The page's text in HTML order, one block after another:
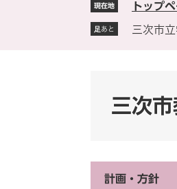
現在地 トップ
足あと 三次市
三次
計画・方針